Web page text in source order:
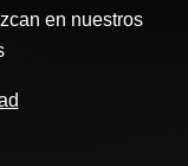
en nuestros